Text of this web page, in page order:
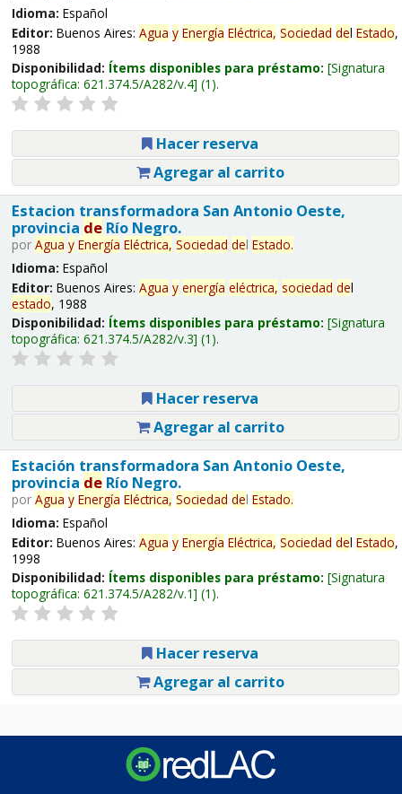
Idioma: Español
Editor: Buenos Aires: Agua y Energía Eléctrica, Sociedad del Estado,
1988
Disponibilidad: Ítems disponibles para préstamo: Signatura
topográfica: 621.374.5/A282/v.4 (1).
Hacer reserva
Agregar al carrito
Estacion transformadora San Antonio Oeste,
provincia deRío Negro.
por Agua y Energía Eléctrica, Sociedad del Estado.
Idioma: Español
Editor: Buenos Aires: Agua y energía eléctrica, sociedad del
estado, 1988
Disponibilidad: Ítems disponibles para préstamo: Signatura
topográfica: 621.374.5/A282/v.3 (1).
Hacer reserva
Agregar al carrito
Estación transformadora San Antonio Oeste,
provincia deRío Negro.
por Agua y Energía Eléctrica, Sociedad del Estado.
Idioma: Español
Editor: Buenos Aires: Agua y Energía Eléctrica, Sociedad del Estado,
1998
Disponibilidad: Ítems disponibles para préstamo: Signatura
topográfica: 621.374.5/A282/v.1 (1).
Hacer reserva
Agregar al carrito